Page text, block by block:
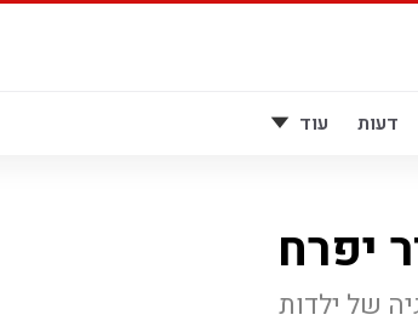
דעות עוד
יפרח
של ילדות